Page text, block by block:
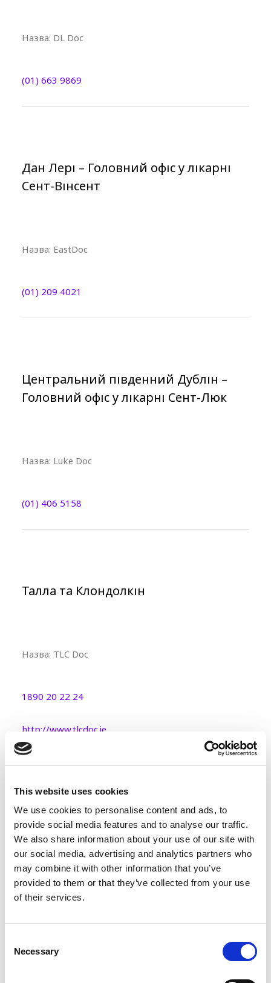
This website uses cookies
We use cookies to personalise content and ads, to
provide social media features and to analyse our traffic.
We also share information about your use of our site with
our social media, advertising and analytics partners who
may combine it with other information that you’ve
provided to them or that they’ve collected from your use
of their services.
Selection
Necessary
Назва: DL Doc
(01) 663 9869
Дан Лері – Головний офіс у лікарні
Сент-Вінсент
Назва: EastDoc
(01) 209 4021
Центральний південний Дублін –
Головний офіс у лікарні Сент-Люк
Назва: Luke Doc
(01) 406 5158
Талла та Клондолкін
Назва: TLC Doc
1890 20 22 24
http://www.tlcdoc.ie
Інші графства
Південний Уіклоу, Уотерфорд, Уексфорд